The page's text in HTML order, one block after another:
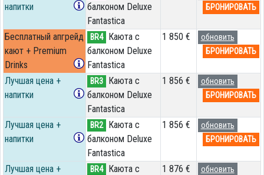
напитки
балконом Deluxe
Fantastica
БРОНИРОВАТЬ
Бесплатный апгрейд
кают + Premium
Drinks
BR4
Каюта с
балконом Deluxe
Fantastica
1 850 €
обновить
БРОНИРОВАТЬ
Лучшая цена +
напитки
BR3
Каюта с
балконом Deluxe
Fantastica
1 856 €
обновить
БРОНИРОВАТЬ
Лучшая цена +
напитки
BR2
Каюта с
балконом Deluxe
Fantastica
1 856 €
обновить
БРОНИРОВАТЬ
Лучшая цена +
BR4
Каюта с
1 876 €
обновить